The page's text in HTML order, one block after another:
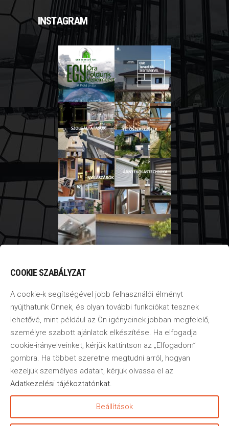
INSTAGRAM
©2020–2025 GbR
Tervező Kft.
fenntartva!
COOKIE SZABÁLYZAT
A cookie-k segítségével jobb felhasználói élményt
nyújthatunk Önnek, és olyan további funkciókat tesznek
lehetővé, mint például az Ön igényeinek jobban megfelelő,
személyre szabott ajánlatok elkészítése. Ha elfogadja
cookie-irányelveinket, kérjük kattintson az „Elfogadom”
gombra. Ha többet szeretne megtudni arról, hogyan
kezeljük személyes adatait, kérjük olvassa el az
Adatkezelési tájékoztatónkat.
Beállítások